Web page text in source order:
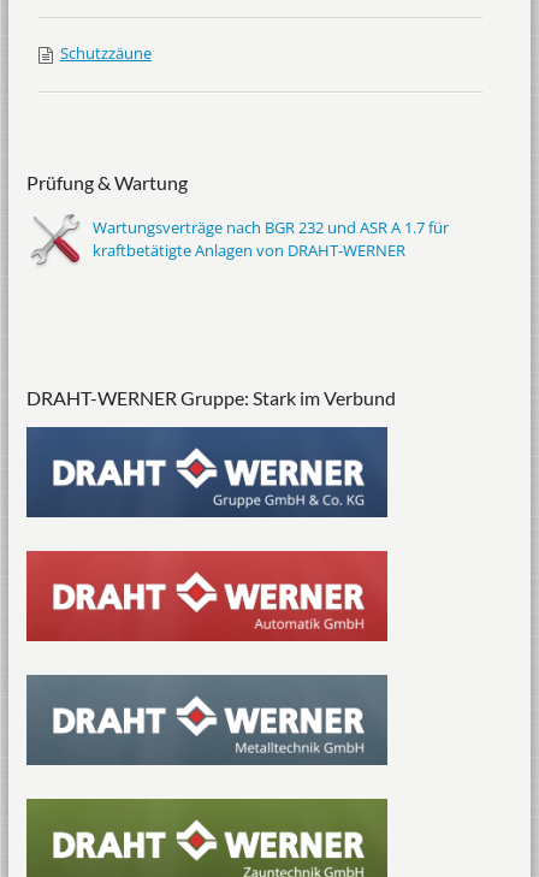
Schutzzäune
Prüfung & Wartung
Wartungsverträge nach BGR 232 und ASR A 1.7 für
kraftbetätigte Anlagen von DRAHT-WERNER
DRAHT-WERNER Gruppe: Stark im Verbund